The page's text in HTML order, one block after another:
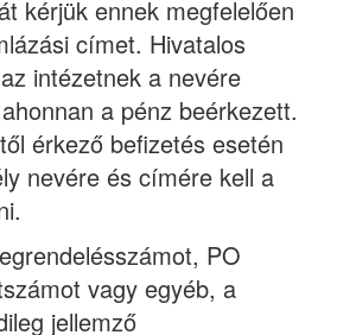
kérjük ennek megfelelően
címet. Hivatalos
intézetnek a nevére
a pénz beérkezett.
érkező befizetés esetén
nevére és címére kell a
PO
vagy egyéb, a
jellemző